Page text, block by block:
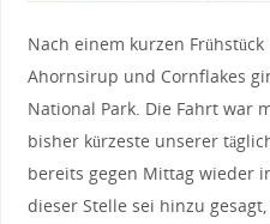
Nach einem kurzen
Ahornsirup und Cornflakes
National Park. Die Fahrt war
bisher kürzeste unserer
bereits gegen Mittag wieder
dieser Stelle sei hinzu